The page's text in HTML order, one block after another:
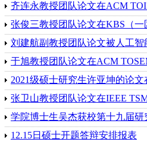
齐连永教授团队论文在ACM
张俊三教授团队论文在KBS（一
刘建航副教授团队论文被人工
于旭教授团队论文在ACM
​2021级硕士研究生许亚坤的论文
张卫山教授团队论文在IEEE
学院博士生吴杰获校第十九届
12.15日硕士开题答辩安排报表